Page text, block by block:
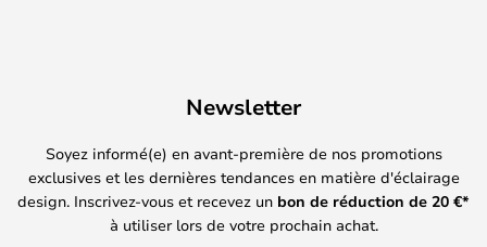
Newsletter
Soyez informé(e) en avant-première de nos promotions
exclusives et les dernières tendances en matière d'éclairage
design. Inscrivez-vous et recevez un bon de réduction de 20 €*
à utiliser lors de votre prochain achat.